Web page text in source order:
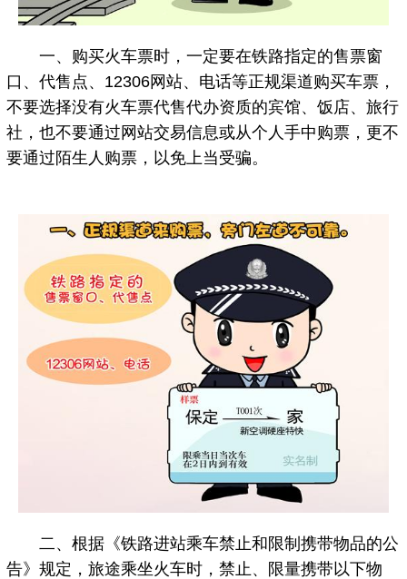
一、购买火车票时，一定要在铁路指定的售票窗
口、代售点、12306网站、电话等正规渠道购买车票，
不要选择没有火车票代售代办资质的宾馆、饭店、旅行
社，也不要通过网站交易信息或从个人手中购票，更不
要通过陌生人购票，以免上当受骗。
二、根据《铁路进站乘车禁止和限制携带物品的公
告》规定，旅途乘坐火车时，禁止、限量携带以下物